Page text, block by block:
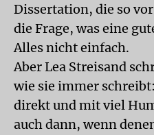
Dissertation, die so
die Frage, was eine
Alles nicht einfach.
Aber Lea Streisand
wie sie immer
direkt und mit viel
auch dann, wenn